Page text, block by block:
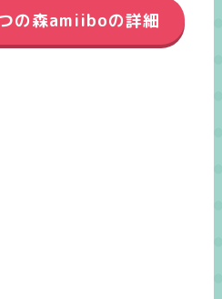
の森amiiboの詳細